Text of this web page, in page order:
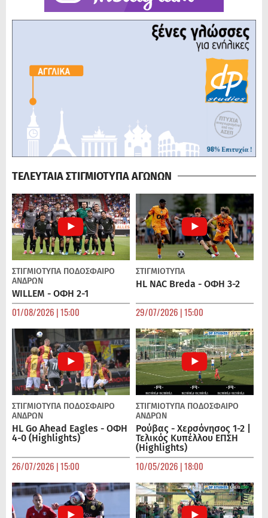
ΤΕΛΕΥΤΑΙΑ ΣΤΙΓΜΙΟΤΥΠΑ ΑΓΩΝΩΝ
ΣΤΙΓΜΙΟΤΥΠΑ ΠΟΔΌΣΦΑΙΡΟ
ΑΝΔΡΏΝ
WILLEM - ΟΦΗ 2-1
01/08/2026 | 15:00
ΣΤΙΓΜΙΟΤΥΠΑ
HL NAC Breda - ΟΦΗ 3-2
29/07/2026 | 15:00
ΣΤΙΓΜΙΟΤΥΠΑ ΠΟΔΌΣΦΑΙΡΟ
ΑΝΔΡΏΝ
HL Go Ahead Eagles - ΟΦΗ
4-0 (Highlights)
26/07/2026 | 15:00
ΣΤΙΓΜΙΟΤΥΠΑ ΠΟΔΌΣΦΑΙΡΟ
ΑΝΔΡΏΝ
Ρούβας - Χερσόνησος 1-2 |
Τελικός Κυπέλλου ΕΠΣΗ
(Highlights)
10/05/2026 | 18:00